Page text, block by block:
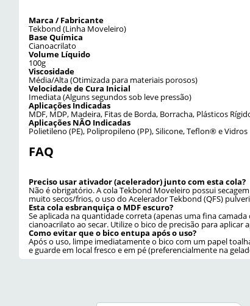
Marca / Fabricante
Tekbond (Linha Moveleiro)
Base Química
Cianoacrilato
Volume Líquido
100g
Viscosidade
Média/Alta (Otimizada para materiais porosos)
Velocidade de Cura Inicial
Imediata (Alguns segundos sob leve pressão)
Aplicações Indicadas
MDF, MDP, Madeira, Fitas de Borda, Borracha, Plásticos
Aplicações NÃO Indicadas
Polietileno (PE), Polipropileno (PP), Silicone, Teflon® e Vidros
FAQ
Preciso usar ativador (acelerador) junto com esta cola?
Não é obrigatório. A cola Tekbond Moveleiro possui
muito secos/frios, o uso do Acelerador Tekbond (QFS)
Esta cola esbranquiça o MDF escuro?
Se aplicada na quantidade correta (apenas uma fina
cianoacrilato ao secar. Utilize o bico de precisão para aplicar
Como evitar que o bico entupa após o uso?
Após o uso, limpe imediatamente o bico com um papel
e guarde em local fresco e em pé (preferencialmente na